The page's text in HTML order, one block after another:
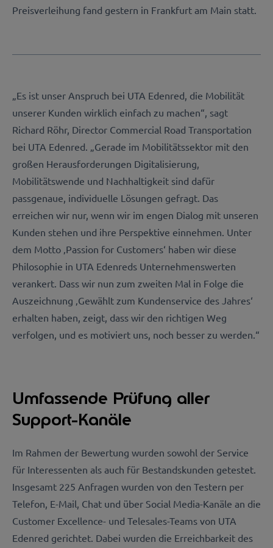
Preisverleihung fand gestern in Frankfurt am Main statt.
„Es ist unser Anspruch bei UTA Edenred, die Mobilität
unserer Kunden wirklich einfach zu machen“, sagt
Richard Röhr, Director Commercial Road Transportation
bei UTA Edenred. „Gerade im Mobilitätssektor mit den
großen Herausforderungen Digitalisierung,
Mobilitätswende und Nachhaltigkeit sind dafür
passgenaue, individuelle Lösungen gefragt. Das
erreichen wir nur, wenn wir im engen Dialog mit unseren
Kunden stehen und ihre Perspektive einnehmen. Unter
dem Motto ‚Passion for Customers‘ haben wir diese
Philosophie in UTA Edenreds Unternehmenswerten
verankert. Dass wir nun zum zweiten Mal in Folge die
Auszeichnung ‚Gewählt zum Kundenservice des Jahres‘
erhalten haben, zeigt, dass wir den richtigen Weg
verfolgen, und es motiviert uns, noch besser zu werden.“
Umfassende Prüfung aller
Support-Kanäle
Im Rahmen der Bewertung wurden sowohl der Service
für Interessenten als auch für Bestandskunden getestet.
Insgesamt 225 Anfragen wurden von den Testern per
Telefon, E-Mail, Chat und über Social Media-Kanäle an die
Customer Excellence- und Telesales-Teams von UTA
Edenred gerichtet. Dabei wurden die Erreichbarkeit des